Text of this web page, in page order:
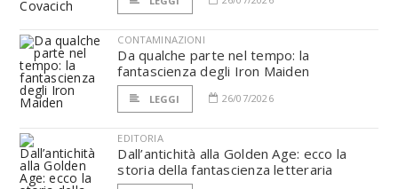
CONTAMINAZIONI
Da qualche parte nel tempo: la
fantascienza degli Iron Maiden
LEGGI 26/07/2026
EDITORIA
Dall’antichità alla Golden Age: ecco la
storia della fantascienza letteraria